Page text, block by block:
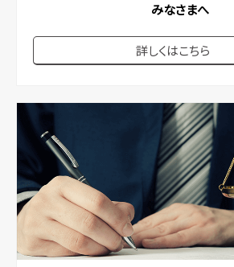
みなさまへ
詳しくはこちら